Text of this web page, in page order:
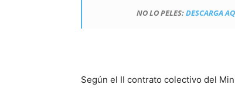
NO LO PELES:DESCARGA
Según el II contrato colectivo del